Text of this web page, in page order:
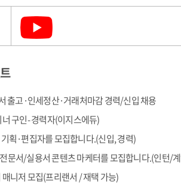
코딩 도구가 등장하며 개발 방식은 빠르게 변하
있지만, 앱 구조를 이해하고 기능을 설계하며 완
도 높은 서비스를 만드는 능력은 여전히 개발자
몫이다.
출고·인세정산·거래처마감 경력/신입 채용
구인- 경력자(이지스에듀)
획·편집자를 모집합니다.(신입, 경력)
문서/실용서 콘텐츠 마케터를 모집합니다.(인턴/
니저 모집(프리랜서 / 재택 가능)